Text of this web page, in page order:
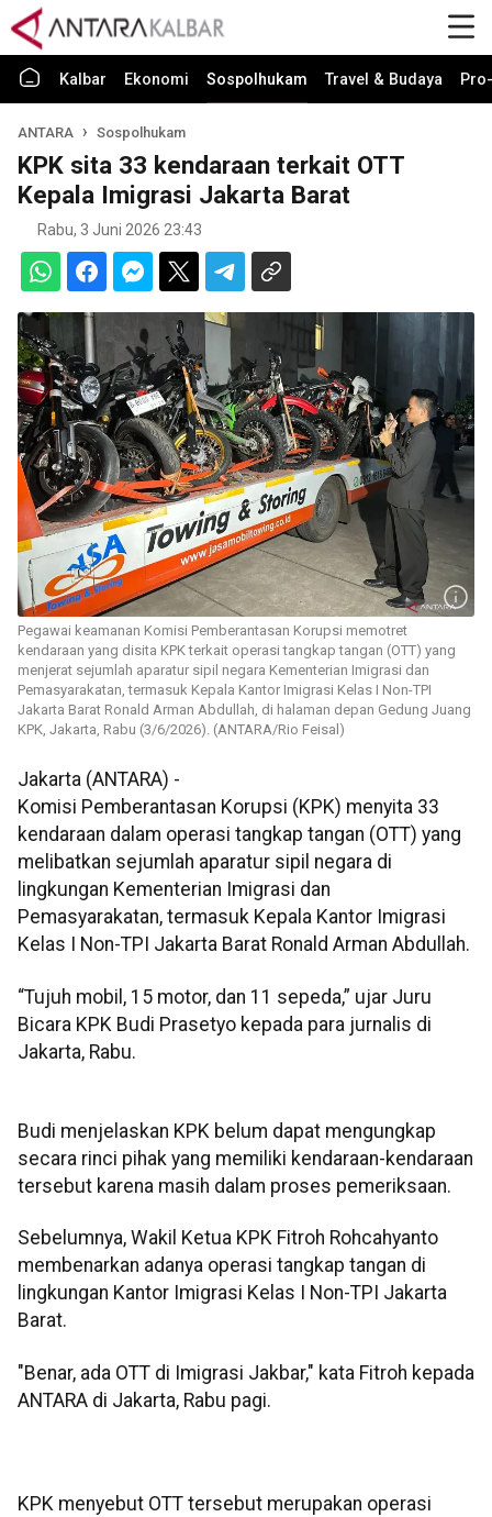
Kalbar Ekonomi Sospolhukam Travel & Budaya
ANTARA Sospolhukam
KPK sita 33 kendaraan terkait OTT
Kepala Imigrasi Jakarta Barat
Rabu, 3 Juni 2026 23:43
Pegawai keamanan Komisi Pemberantasan Korupsi memotret
kendaraan yang disita KPK terkait operasi tangkap tangan (OTT) yang
menjerat sejumlah aparatur sipil negara Kementerian Imigrasi dan
Pemasyarakatan, termasuk Kepala Kantor Imigrasi Kelas I Non-TPI
Jakarta Barat Ronald Arman Abdullah, di halaman depan Gedung Juang
KPK, Jakarta, Rabu (3/6/2026). (ANTARA/Rio Feisal)
Jakarta (ANTARA) -
Komisi Pemberantasan Korupsi (KPK) menyita 33
kendaraan dalam operasi tangkap tangan (OTT) yang
melibatkan sejumlah aparatur sipil negara di
lingkungan Kementerian Imigrasi dan
Pemasyarakatan, termasuk Kepala Kantor Imigrasi
Kelas I Non-TPI Jakarta Barat Ronald Arman Abdullah.
“Tujuh mobil, 15 motor, dan 11 sepeda,” ujar Juru
Bicara KPK Budi Prasetyo kepada para jurnalis di
Jakarta, Rabu.
Budi menjelaskan KPK belum dapat mengungkap
secara rinci pihak yang memiliki kendaraan-kendaraan
tersebut karena masih dalam proses pemeriksaan.
Sebelumnya, Wakil Ketua KPK Fitroh Rohcahyanto
membenarkan adanya operasi tangkap tangan di
lingkungan Kantor Imigrasi Kelas I Non-TPI Jakarta
Barat.
"Benar, ada OTT di Imigrasi Jakbar," kata Fitroh kepada
ANTARA di Jakarta, Rabu pagi.
KPK menyebut OTT tersebut merupakan operasi